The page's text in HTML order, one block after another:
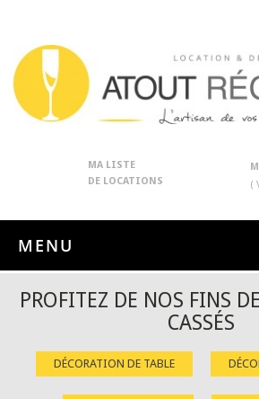
MA LISTE
DE LOCATIONS
(
MENU
PROFITEZ DE NOS FINS
CASSÉS
DÉCORATION DE TABLE